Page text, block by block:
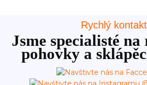
Rychlý kontakt
Jsme specialisté
pohovky a